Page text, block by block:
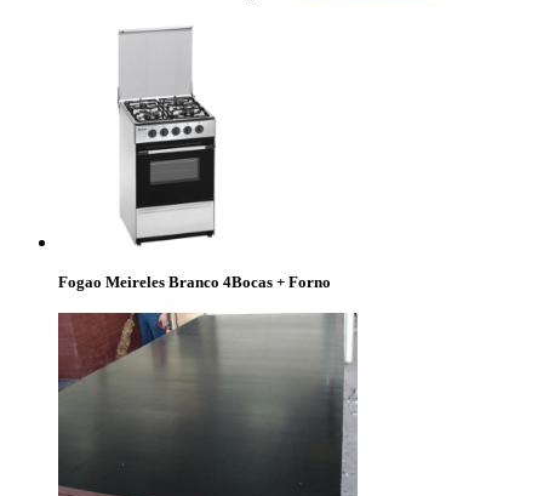
Fogao Meireles Branco 4Bocas + Forno